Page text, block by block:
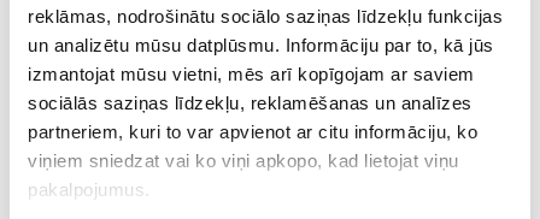
reklāmas, nodrošinātu sociālo saziņas līdzekļu funkcijas
un analizētu mūsu datplūsmu. Informāciju par to, kā jūs
izmantojat mūsu vietni, mēs arī kopīgojam ar saviem
sociālās saziņas līdzekļu, reklamēšanas un analīzes
partneriem, kuri to var apvienot ar citu informāciju, ko
viņiem sniedzat vai ko viņi apkopo, kad lietojat viņu
pakalpojumus.